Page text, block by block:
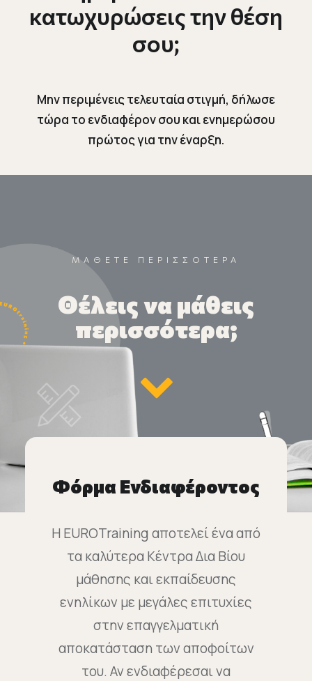
κατωχυρώσεις την θέση
σου;
Μην περιμένεις τελευταία στιγμή, δήλωσε
τώρα το ενδιαφέρον σου και ενημερώσου
πρώτος για την έναρξη.
ΜΑΘΕΤΕ ΠΕΡΙΣΣΟΤΕΡΑ
Θέλεις να μάθεις
περισσότερα;
Φόρμα Ενδιαφέροντος
Η EUROTraining αποτελεί ένα από
τα καλύτερα Κέντρα Δια Βίου
μάθησης και εκπαίδευσης
ενηλίκων με μεγάλες επιτυχίες
στην επαγγελματική
αποκατάσταση των αποφοίτων
του. Αν ενδιαφέρεσαι να